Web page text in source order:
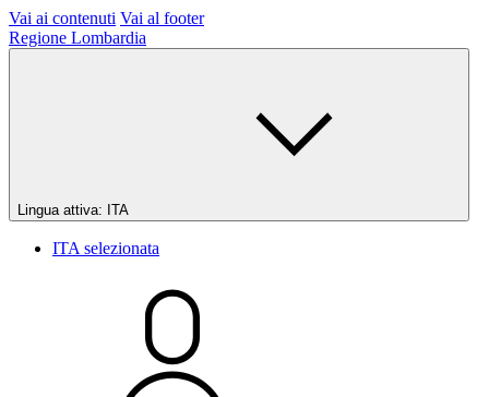
Vai ai contenuti Vai al footer
Regione Lombardia
Lingua attiva: ITA
ITA selezionata